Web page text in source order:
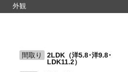
外観
間取り
2LDK（洋5.8･洋9.8･
LDK11.2）